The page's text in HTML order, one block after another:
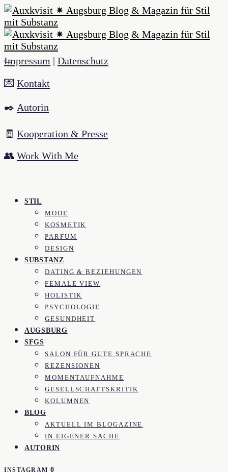
Impressum | Datenschutz
💌 Kontakt
✒️ Autorin
🧾 Kooperation & Presse
👥 Work With Me
STIL
MODE
KOSMETIK
PARFUM
DESIGN
SUBSTANZ
DATING & BEZIEHUNGEN
FEMALE VIEW
HOLISTIK
PSYCHOLOGIE
GESUNDHEIT
AUGSBURG
SFGS
SALON FÜR GUTE SPRACHE
REZENSIONEN
MOMENTAUFNAHME
GESELLSCHAFTSKRITIK
KOLUMNEN
BLOG
AKTUELL IM BLOGAZINE
IN EIGENER SACHE
AUTORIN
INSTAGRAM 0